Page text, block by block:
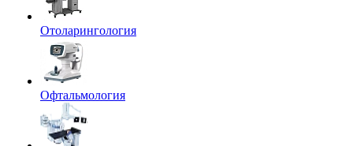
Отоларингология
Офтальмология